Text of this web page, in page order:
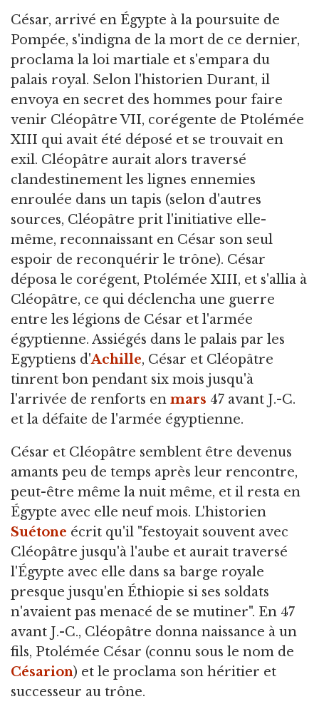
César, arrivé en Égypte à la poursuite de
Pompée, s'indigna de la mort de ce dernier,
proclama la loi martiale et s'empara du
palais royal. Selon l'historien Durant, il
envoya en secret des hommes pour faire
venir Cléopâtre VII, corégente de Ptolémée
XIII qui avait été déposé et se trouvait en
exil. Cléopâtre aurait alors traversé
clandestinement les lignes ennemies
enroulée dans un tapis (selon d'autres
sources, Cléopâtre prit l'initiative elle-
même, reconnaissant en César son seul
espoir de reconquérir le trône). César
déposa le corégent, Ptolémée XIII, et s'allia à
Cléopâtre, ce qui déclencha une guerre
entre les légions de César et l'armée
égyptienne. Assiégés dans le palais par les
Egyptiens d'Achille, César et Cléopâtre
tinrent bon pendant six mois jusqu'à
l'arrivée de renforts en mars 47 avant J.-C.
et la défaite de l'armée égyptienne.
César et Cléopâtre semblent être devenus
amants peu de temps après leur rencontre,
peut-être même la nuit même, et il resta en
Égypte avec elle neuf mois. L'historien
Suétone écrit qu'il "festoyait souvent avec
Cléopâtre jusqu'à l'aube et aurait traversé
l'Égypte avec elle dans sa barge royale
presque jusqu'en Éthiopie si ses soldats
n'avaient pas menacé de se mutiner". En 47
avant J.-C., Cléopâtre donna naissance à un
fils, Ptolémée César (connu sous le nom de
Césarion) et le proclama son héritier et
successeur au trône.